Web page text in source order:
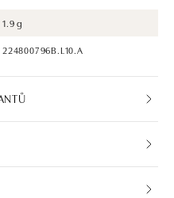
1.9 g
224800796B.L10.A